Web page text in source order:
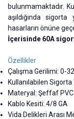
bulunmamaktadır.
aşıldığında
hasarların önüne
İçerisinde 60A
Özellikler
Çalışma Gerilimi: 0-
Kullanılabilen
Materyal: Şeffaf PVC
Kablo Kesiti: 4/8 GA
Vida Delikleri Arası